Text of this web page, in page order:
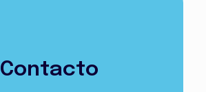
Contacto